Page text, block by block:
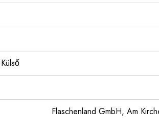
Flaschenland GmbH, Am